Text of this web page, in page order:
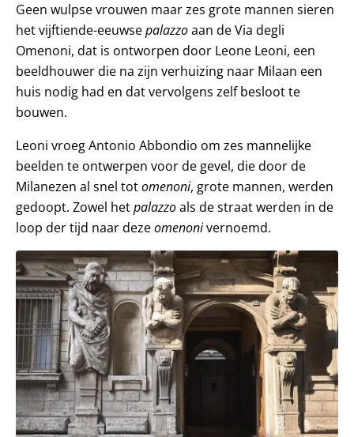
Geen wulpse vrouwen maar zes grote mannen sieren
het vijftiende-eeuwsepalazzoaan de Via degli
Omenoni, dat is ontworpen door Leone Leoni, een
beeldhouwer die na zijn verhuizing naar Milaan een
huis nodig had en dat vervolgens zelf besloot te
bouwen.
Leoni vroeg Antonio Abbondio om zes mannelijke
beelden te ontwerpen voor de gevel, die door de
Milanezen al snel totomenoni, grote mannen, werden
gedoopt. Zowel hetpalazzoals de straat werden in de
loop der tijd naar dezeomenonivernoemd.